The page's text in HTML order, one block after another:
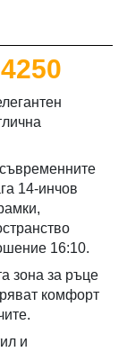
14-инчов
16:10.
зона за ръце
комфорт
и